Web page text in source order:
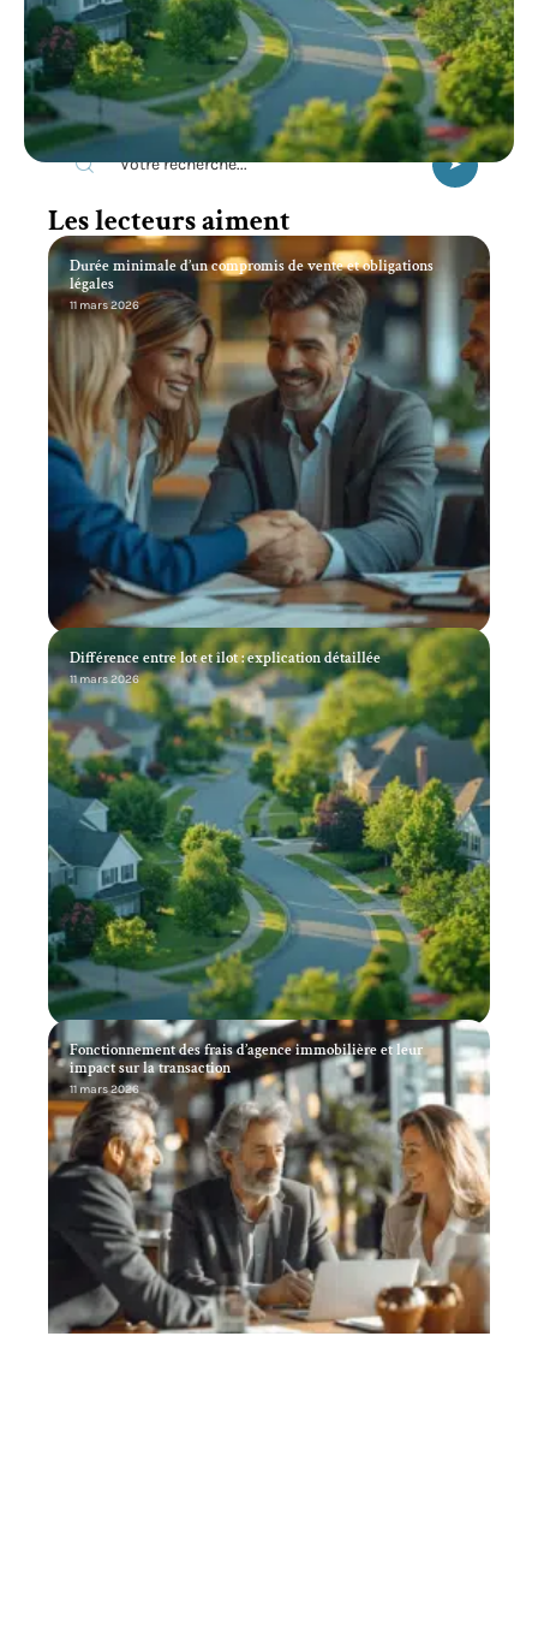
Recherche
Les lecteurs aiment
Durée minimale d’un compromis de vente et obligations
légales
11 mars 2026
Différence entre lot et îlot : explication détaillée
11 mars 2026
Fonctionnement des frais d’agence immobilière et leur
impact sur la transaction
11 mars 2026